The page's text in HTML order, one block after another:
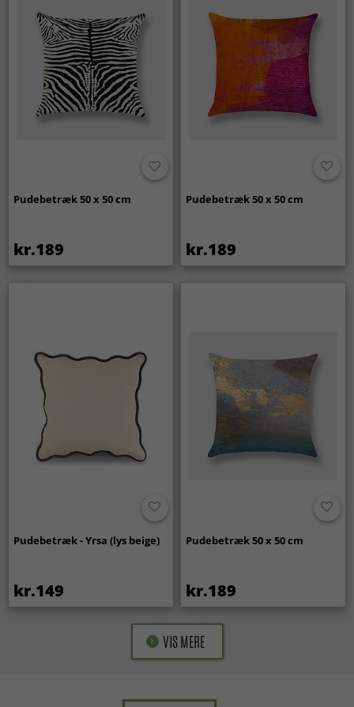
Pudebetræk 50 x 50 cm
kr.189
Pudebetræk 50 x 50 cm
kr.189
Pudebetræk - Yrsa (lys beige)
kr.149
Pudebetræk 50 x 50 cm
kr.189
VIS MERE